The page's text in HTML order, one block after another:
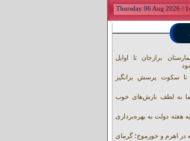
برازجان تا اوایل
تا سکوت پرسش برانگیز
به لطف بارش‌های خوب
هفته دولت به بهره‌برداری
۵۰ درجه در اهرم و خورموج؛ گرمای